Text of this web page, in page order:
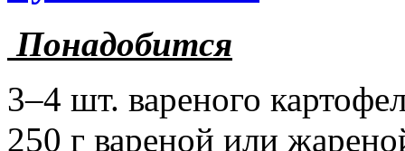
Понадобится
3–4 шт. вареного
250 г вареной или